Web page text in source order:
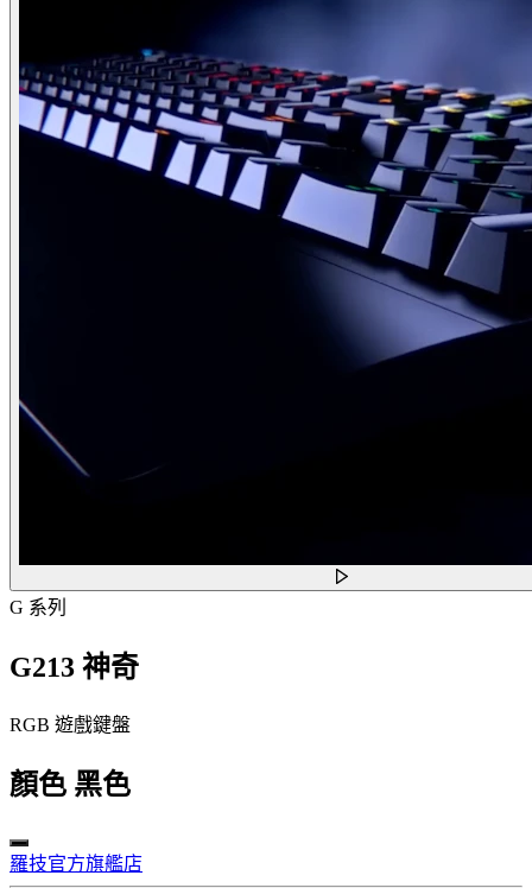
G 系列
G213 神奇
RGB 遊戲鍵盤
顏色 黑色
羅技官方旗艦店